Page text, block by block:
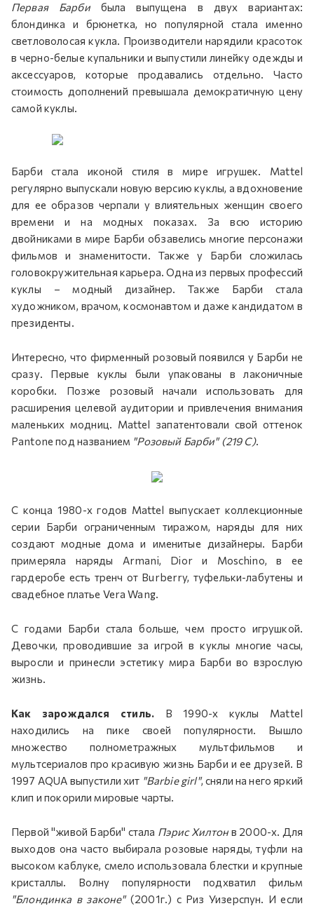
Первая Барбибыла выпущена в двух вариантах:
блондинка и брюнетка, но популярной стала именно
светловолосая кукла. Производители нарядили красоток
в черно-белые купальники и выпустили линейку одежды и
аксессуаров, которые продавались отдельно. Часто
стоимость дополнений превышала демократичную цену
самой куклы.
Барби стала иконой стиля в мире игрушек. Mattel
регулярно выпускали новую версию куклы, а вдохновение
для ее образов черпали у влиятельных женщин своего
времени и на модных показах. За всю историю
двойниками в мире Барби обзавелись многие персонажи
фильмов и знаменитости. Также у Барби сложилась
головокружительная карьера. Одна из первых профессий
куклы – модный дизайнер. Также Барби стала
художником, врачом, космонавтом и даже кандидатом в
президенты.
Интересно, что фирменный розовый появился у Барби не
сразу. Первые куклы были упакованы в лаконичные
коробки. Позже розовый начали использовать для
расширения целевой аудитории и привлечения внимания
маленьких модниц. Mattel запатентовали свой оттенок
Pantone под названием "Розовый Барби" (219 С).
С конца 1980-х годов Mattel выпускает коллекционные
серии Барби ограниченным тиражом, наряды для них
создают модные дома и именитые дизайнеры. Барби
примеряла наряды Armani, Dior и Moschino, в ее
гардеробе есть тренч от Burberry, туфельки-лабутены и
свадебное платье Vera Wang.
С годами Барби стала больше, чем просто игрушкой.
Девочки, проводившие за игрой в куклы многие часы,
выросли и принесли эстетику мира Барби во взрослую
жизнь.
Как зарождался стиль. В 1990-х куклы Mattel
находились на пике своей популярности. Вышло
множество полнометражных мультфильмов и
мультсериалов про красивую жизнь Барби и ее друзей. В
1997 AQUA выпустили хит "Barbie girl", сняли на него яркий
клип и покорили мировые чарты.
Первой "живой Барби" стала Пэрис Хилтон в 2000-х. Для
выходов она часто выбирала розовые наряды, туфли на
высоком каблуке, смело использовала блестки и крупные
кристаллы. Волну популярности подхватил фильм
"Блондинка в законе"(2001г.) с Риз Уизерспун. И если